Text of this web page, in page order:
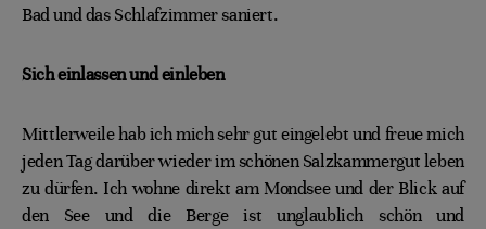
Bad und das Schlafzimmer saniert.
Sich einlassen und einleben
Mittlerweile hab ich mich sehr gut eingelebt und freue mich
jeden Tag darüber wieder im schönen Salzkammergut leben
zu dürfen. Ich wohne direkt am Mondsee und der Blick auf
den See und die Berge ist unglaublich schön und